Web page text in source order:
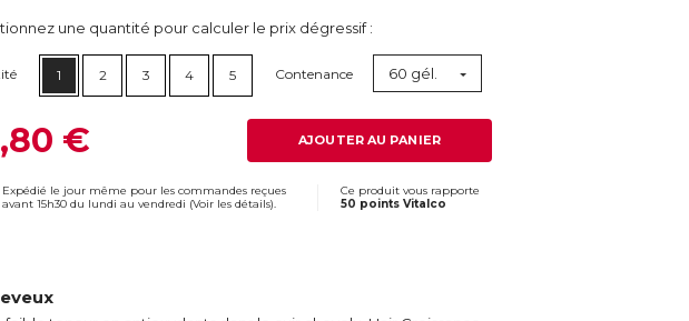
une quantité pour calculer le prix dégressif :
1 2 3 4 5 Contenance 60 gél.
€ AJOUTER AU PANIER
Expédié le jour même pour les commandes reçues
avant 15h30 du lundi au vendredi (Voir les détails).
Ce produit vous rapporte
50 points Vitalco